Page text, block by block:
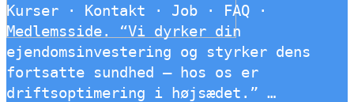
Kurser · Kontakt · Job · FAQ ·
Medlemsside. “Vi dyrker din
ejendomsinvestering og styrker dens
fortsatte sundhed – hos os er
driftsoptimering i højsædet.” …